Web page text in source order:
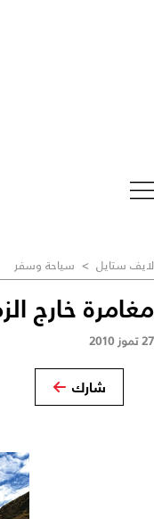
لايف ستايل > سياحة وسفر
مغامرة خارج
27 تموز 2010
شارك